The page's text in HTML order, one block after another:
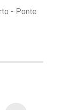
- Ponte